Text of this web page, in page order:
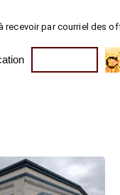
recevoir par courriel des